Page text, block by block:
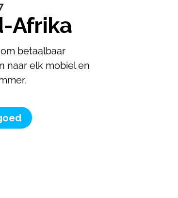
Afrika
betaalbaar
naar elk mobiel en